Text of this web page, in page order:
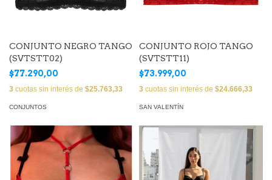
CONJUNTO NEGRO TANGO
(SVTSTT02)
$77.290,00
3 cuotas sin interés de $25.763,33
CONJUNTOS
CONJUNTO ROJO TANGO
(SVTSTT11)
$73.999,00
3 cuotas sin interés de $24.666,33
SAN VALENTÍN